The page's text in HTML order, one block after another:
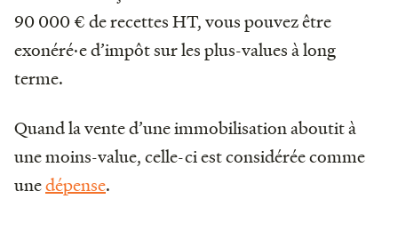
90 000 € de recettes HT, vous pouvez être
exonéré·e d’impôt sur les plus-values à long
terme.
Quand la vente d’une immobilisation aboutit à
une moins-value, celle-ci est considérée comme
unedépense.